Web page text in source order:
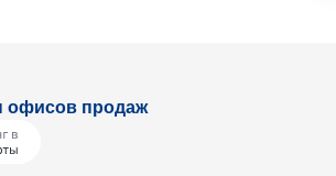
офисов продаж